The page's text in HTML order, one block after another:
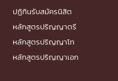
ปฏิทินรับสมัครนิสิต
หลักสูตรปริญญาตรี
หลักสูตรปริญญาโท
หลักสูตรปริญญาเอก